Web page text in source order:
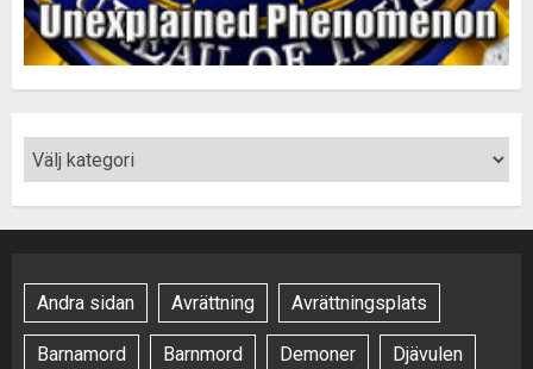
Andra sidan Avrättning Avrättningsplats
Barnamord Barnmord Demoner Djävulen